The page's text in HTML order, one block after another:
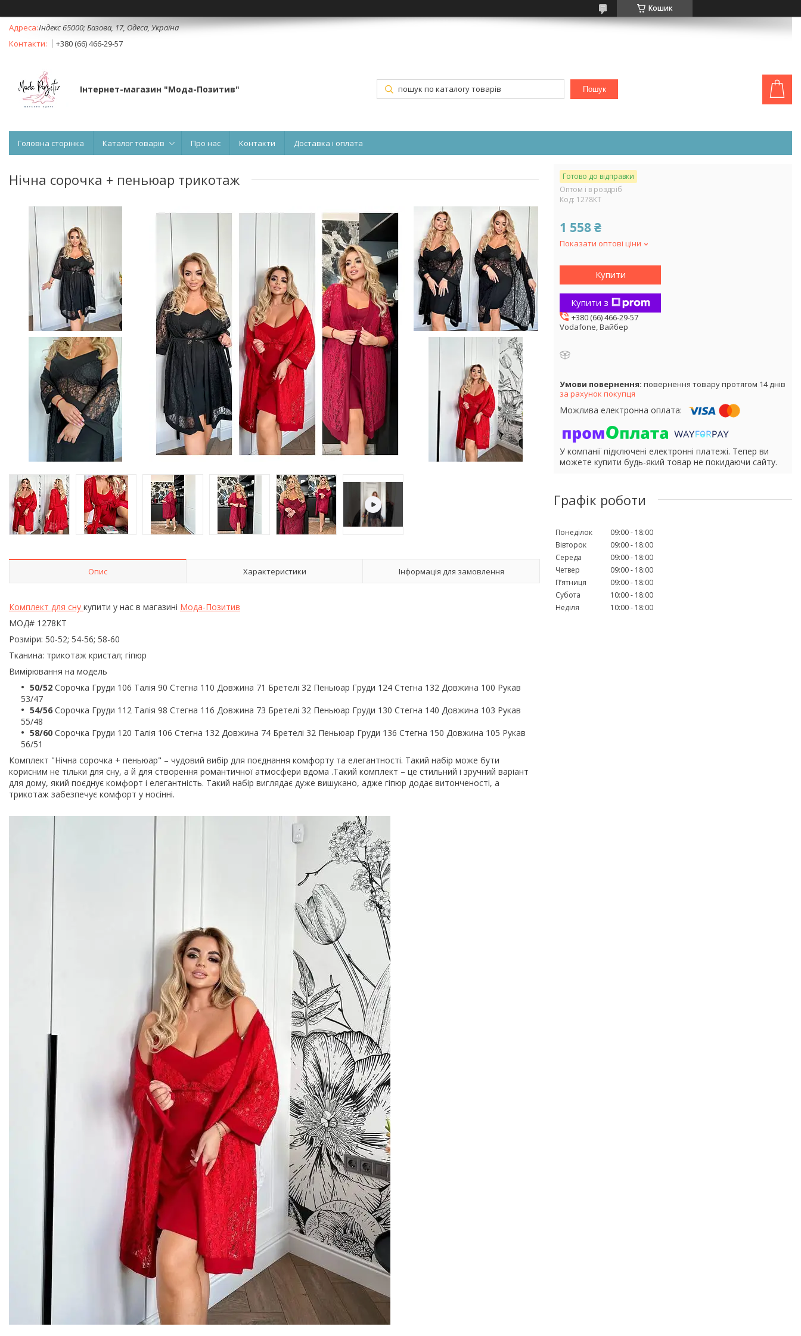
Кошик
Індекс 65000; Базова, 17, Одеса, Україна
+380 (66) 466-29-57
Інтернет-магазин "Мода-Позитив" Пошук
Головна сторінка Каталог товарів Про нас Контакти Доставка і оплата
Нічна сорочка + пеньюар трикотаж
Опис Характеристики Інформація для замовлення
Комплект для сну купити у нас в магазині Мода-Позитив
МОД# 1278КТ
Розміри: 50-52; 54-56; 58-60
Тканина: трикотаж кристал; гіпюр
Вимірювання на модель
50/52 Сорочка Груди 106 Талія 90 Стегна 110 Довжина 71 Бретелі 32 Пеньюар Груди 124 Стегна 132 Довжина 100 Рукав
53/47
54/56 Сорочка Груди 112 Талія 98 Стегна 116 Довжина 73 Бретелі 32 Пеньюар Груди 130 Стегна 140 Довжина 103 Рукав
55/48
58/60 Сорочка Груди 120 Талія 106 Стегна 132 Довжина 74 Бретелі 32 Пеньюар Груди 136 Стегна 150 Довжина 105 Рукав
56/51
Комплект "Нічна сорочка + пеньюар" – чудовий вибір для поєднання комфорту та елегантності. Такий набір може бути
корисним не тільки для сну, а й для створення романтичної атмосфери вдома .Такий комплект – це стильний і зручний варіант
для дому, який поєднує комфорт і елегантність. Такий набір виглядає дуже вишукано, адже гіпюр додає витонченості, а
трикотаж забезпечує комфорт у носінні.
Готово до відправки
Оптом і в роздріб
Код: 1278КТ
1 558 ₴
Показати оптові ціни
Купити
Купити з
+380 (66) 466-29-57
Vodafone, Вайбер
повернення товару протягом 14 днів
за рахунок покупця
У компанії підключені електронні платежі. Тепер ви
можете купити будь-який товар не покидаючи сайту.
Графік роботи
Понеділок 09:00
18:00
Вівторок
09:00
18:00
Середа
09:00
18:00
Четвер
09:00
18:00
Пʼятниця
09:00
18:00
Субота
10:00
18:00
Неділя
10:00 18:00